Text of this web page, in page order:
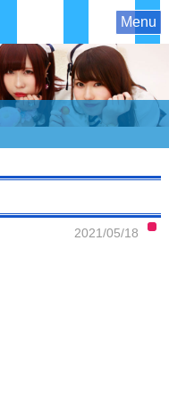
Menu
2021/05/18